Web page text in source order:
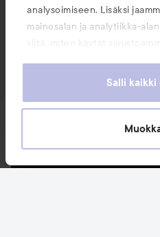
analysoimiseen. Lisäksi
mainosalan ja analytiikka-
heille tai joita on kerätty,
evästeiden käytön.
Salli
Uutuudet ja tarjoukset
Seuraa meitä